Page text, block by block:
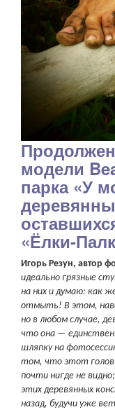
модели
парка «У
«Ёлки-
Игорь Резун, автор
идеально грязные
на них и думаю: как
отмыть! В этом,
но в любом случае,
что она —
шляпку на
том, что этот
почти нигде не
этих деревянных
назад, будучи уже